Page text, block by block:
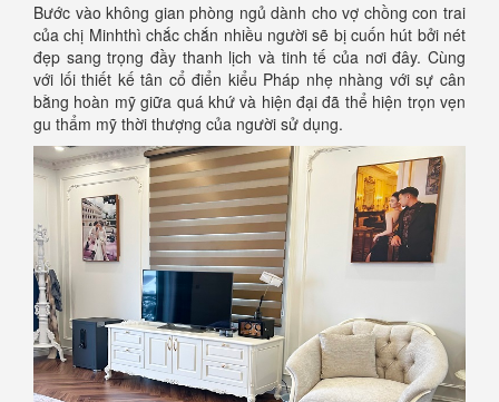
Bước vào không gian phòng ngủ dành cho vợ chồng con trai
của chị Minhthì chắc chắn nhiều người sẽ bị cuốn hút bởi nét
đẹp sang trọng đầy thanh lịch và tinh tế của nơi đây. Cùng
với lối thiết kế tân cổ điển kiểu Pháp nhẹ nhàng với sự cân
bằng hoàn mỹ giữa quá khứ và hiện đại đã thể hiện trọn vẹn
gu thẩm mỹ thời thượng của người sử dụng.